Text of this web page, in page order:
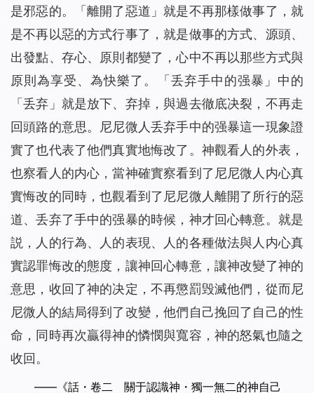
是邪惡的。「離開了惡道」就是不再那樣做事了，就
是不再以惡的方式行事了，就是做事的方式、源頭、
出發點、存心、原則都變了，心中不再以那些方式與
原則為享受、為快樂了。「丢弃手中的强暴」中的
「丢弃」就是放下、弃掉，與過去徹底决裂，不再走
回頭路的意思。尼尼微人丢弃手中的强暴這一現象證
實了也代表了他們真實地悔改了。神觀看人的外表，
也察看人的内心，當神確實察看到了尼尼微人内心真
實悔改的同時，也觀看到了尼尼微人離開了所行的惡
道、丢弃了手中的强暴的時候，神才回心轉意。就是
説，人的行為、人的表現、人的各種做法與人内心真
實認罪悔改的態度，讓神回心轉意，讓神改變了神的
意思，收回了神的决定，不再懲罰毁滅他們，從而尼
尼微人的結局得到了改變，他們自己挽回了自己的性
命，同時再次贏得神的憐憫與寬容，神的怒氣也隨之
收回。
——《話・卷二 關于認識神・獨一無二的神自己